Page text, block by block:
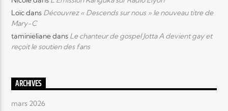
Loïcdans Découvrez « Descends sur nous » le nouveau titre de
Mary-C
taminielianedans Le chanteur de gospel Jotta A devient gay et
reçoit le soutien des fans
ARCHIVES
mars 2026